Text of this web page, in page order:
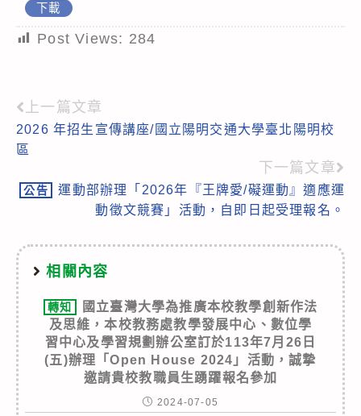
下載
Post Views: 284
Read
more
上一篇文章
2026 年招生宣傳講座/國立陽明交通大學臺北陽明校
區
下一篇文章
公告
運動部辦理「2026年『王牌愛/礙運動』適應運
動徵文競賽」活動，自即日起受理報名。
相關內容
轉知
國立臺灣大學為推廣本校教學創新作法
及思維，本校教務處教學發展中心、數位學
習中心及學習規劃辦公室訂於113年7月26日
(五)辦理「Open House 2024」活動，誠摯
邀請貴校教職員生踴躍報名參加
2024-07-05